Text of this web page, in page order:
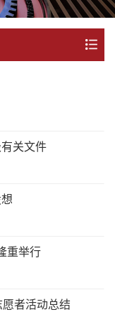
关文件
重举行
者活动总结